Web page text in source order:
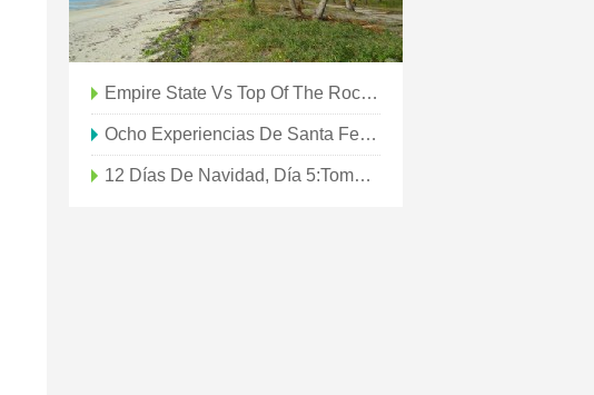
Empire State Vs Top Of The Rock Vs One World Observatory:¿Cuál Es La Mejor Vista De La Ciudad De Nueva York?
Ocho Experiencias De Santa Fe Para Disfrutar En Agosto
12 Días De Navidad, Día 5:tome Un Paseo En "trineo" Tirado Por Caballos Por El Pintoresco Market Common